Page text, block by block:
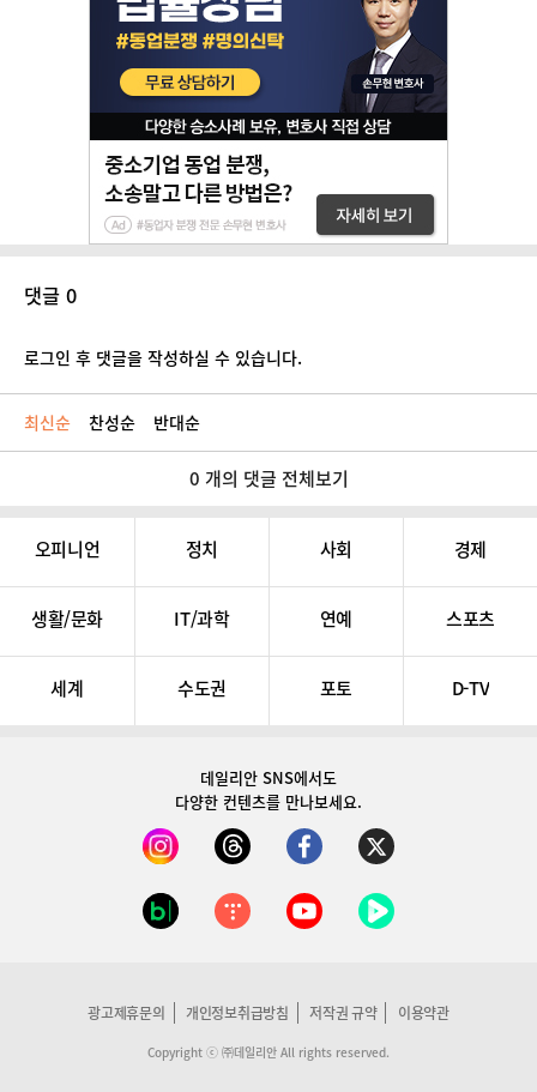
댓글 0
로그인 후 댓글을 작성하실 수 있습니다.
최신순 찬성순 반대순
0 개의 댓글 전체보기
오피니언 정치 사회 경제
생활/문화 IT/과학 연예 스포츠
세계 수도권 포토 D-TV
데일리안 SNS에서도
다양한 컨텐츠를 만나보세요.
광고제휴문의 개인정보취급방침 저작권 규약 이용약관
Copyright ⓒ ㈜데일리안 All rights reserved.